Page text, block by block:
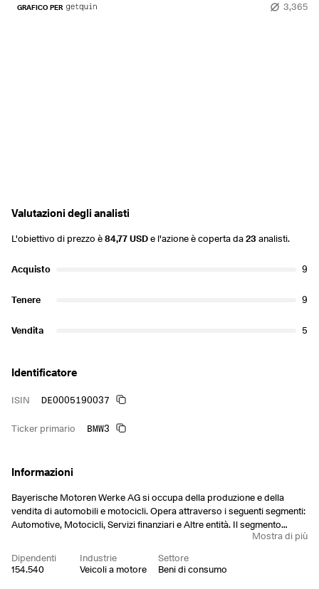
3,365
GRAFICO PER
Valutazioni degli analisti
L'obiettivo di prezzo è84,77 USDe l'azione è coperta da23 analisti.
Acquisto 9
Tenere 9
Vendita 5
Informazioni
Bayerische Motoren Werke AG si occupa della produzione e della
vendita di automobili e motocicli. Opera attraverso i seguenti segmenti:
Automotive, Motocicli, Servizi finanziari e Altre entità. Il segmento
Automotive sviluppa, produce, assembla e vende automobili e veicoli
ricambi e accessori. Il segmento delle motociclette si concentra sul
Mostra di più
Dipendenti
154.540
Industrie
Veicoli a motore
Settore
Beni di consumo
Identificatore
ISIN DE0005190037
Ticker primario BMW3